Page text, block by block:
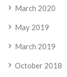
March 2020
May 2019
March 2019
October 2018